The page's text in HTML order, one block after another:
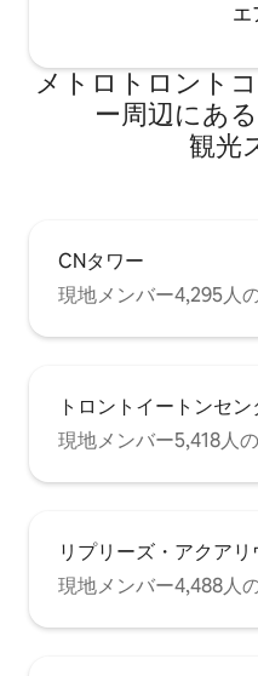
エ
メトロトロント
ー⁠周⁠辺⁠に⁠あ⁠
観⁠光⁠
CNタワー
現地メンバー4,295人
トロントイートンセン
現地メンバー5,418人
リプリーズ・アクア
現地メンバー4,488人